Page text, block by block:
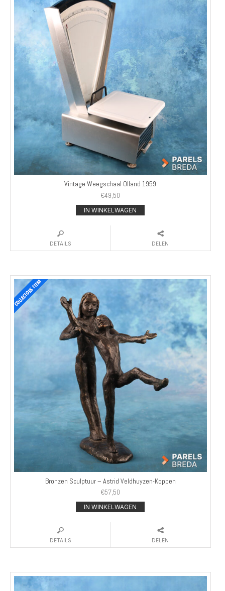
Vintage Weegschaal Olland 1959
€49,50
IN WINKELWAGEN
DETAILS DELEN
Bronzen Sculptuur – Astrid Veldhuyzen-Koppen
€57,50
IN WINKELWAGEN
DETAILS DELEN